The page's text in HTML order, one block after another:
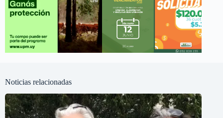
Noticias relacionadas